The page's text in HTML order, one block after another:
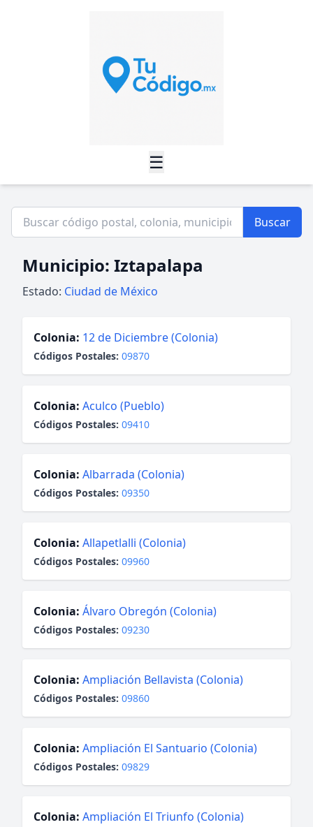
☰
Buscar
Municipio: Iztapalapa
Estado: Ciudad de México
Colonia: 12 de Diciembre (Colonia)
Códigos Postales: 09870
Colonia: Aculco (Pueblo)
Códigos Postales: 09410
Colonia: Albarrada (Colonia)
Códigos Postales: 09350
Colonia: Allapetlalli (Colonia)
Códigos Postales: 09960
Colonia: Álvaro Obregón (Colonia)
Códigos Postales: 09230
Colonia: Ampliación Bellavista (Colonia)
Códigos Postales: 09860
Colonia: Ampliación El Santuario (Colonia)
Códigos Postales: 09829
Colonia: Ampliación El Triunfo (Colonia)